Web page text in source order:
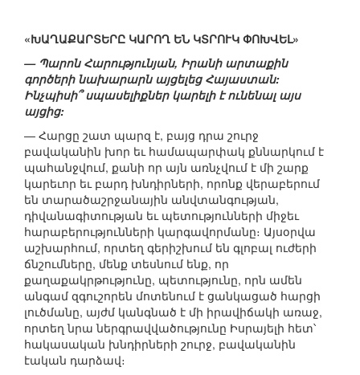
«ԽԱՂԱՔԱՐՏԵՐԸ ԿԱՐՈՂ ԵՆ ԿՏՐՈՒԿ ՓՈԽՎԵԼ»
— Պարոն Հարությունյան, Իրանի արտաքին
գործերի նախարարն այցելեց Հայաստան:
Ինչպիսի՞ սպասելիքներ կարելի է ունենալ այս
այցից:
— Հարցը շատ պարզ է, բայց դրա շուրջ
բավականին խոր եւ համապարփակ քննարկում է
պահանջվում, քանի որ այն առնչվում է մի շարք
կարեւոր եւ բարդ խնդիրների, որոնք վերաբերում
են տարածաշրջանային անվտանգության,
դիվանագիտության եւ պետությունների միջեւ
հարաբերությունների կարգավորմանը։ Այսօրվա
աշխարհում, որտեղ գերիշխում են գլոբալ ուժերի
ճնշումները, մենք տեսնում ենք, որ
քաղաքակրթությունը, պետությունը, որն ամեն
անգամ զգուշորեն մոտենում է ցանկացած հարցի
լուծմանը, այժմ կանգնած է մի իրավիճակի առաջ,
որտեղ նրա ներգրավվածությունը Իսրայելի հետ՝
հակասական խնդիրների շուրջ, բավականին
էական դարձավ։